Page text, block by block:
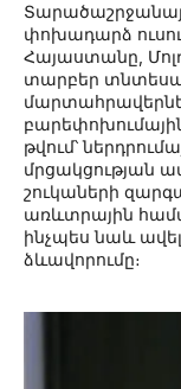
փոխադարձ
Հայաստանը,
տարբեր
թվում՝
մրցակցության
շուկաների
առևտրային
ինչպես նաև
ձևավորումը։